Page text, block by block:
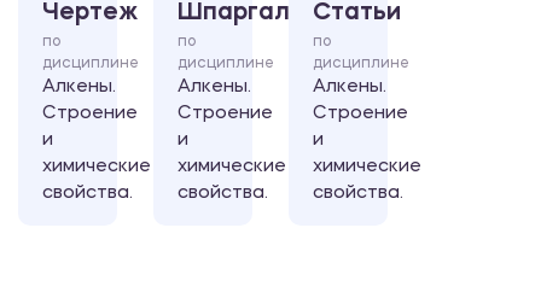
Чертеж
по
дисциплине
Алкены.
Строение
и
химические
свойства.
Шпаргалка
по
дисциплине
Алкены.
Строение
и
химические
свойства.
Статьи
по
дисциплине
Алкены.
Строение
и
химические
свойства.